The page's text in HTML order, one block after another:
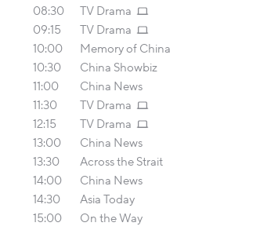
08:30
TV Drama
09:15
TV Drama
10:00
Memory of China
10:30
China Showbiz
11:00
China News
11:30
TV Drama
12:15
TV Drama
13:00
China News
13:30
Across the Strait
14:00
China News
14:30
Asia Today
15:00
On the Way